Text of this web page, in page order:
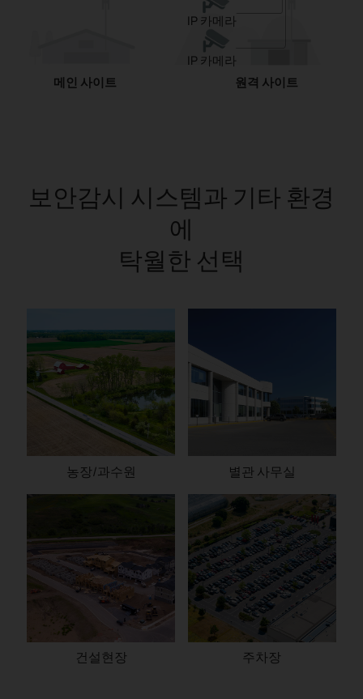
메인 사이트
IP 카메라
IP 카메라
원격 사이트
보안감시 시스템과 기타 환경
에
탁월한 선택
농장/과수원 별관 사무실
건설현장 주차장